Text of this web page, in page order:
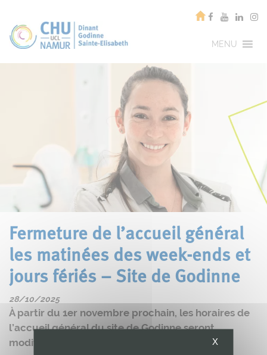
MENU
Fermeture de l’accueil général
les matinées des week-ends et
jours fériés – Site de Godinne
28/10/2025
À partir du 1er novembre prochain, les horaires de
l’accueil général du site de Godinne seront
modifiés.
X